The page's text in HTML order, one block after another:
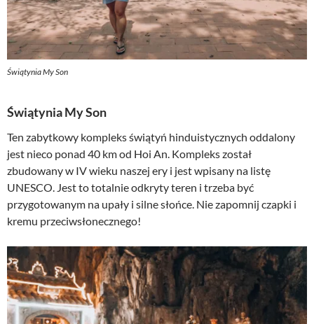
Świątynia My Son
Świątynia My Son
Ten zabytkowy kompleks świątyń hinduistycznych oddalony
jest nieco ponad 40 km od Hoi An. Kompleks został
zbudowany w IV wieku naszej ery i jest wpisany na listę
UNESCO. Jest to totalnie odkryty teren i trzeba być
przygotowanym na upały i silne słońce. Nie zapomnij czapki i
kremu przeciwsłonecznego!